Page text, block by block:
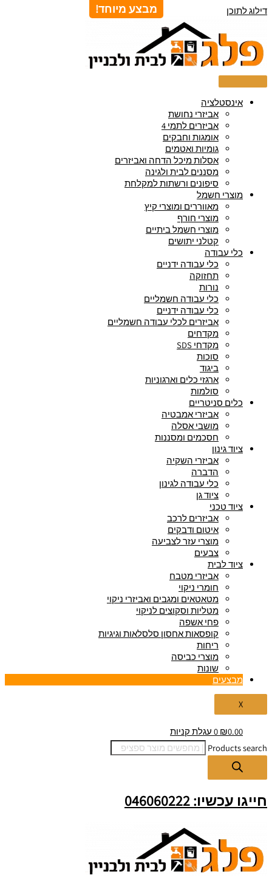
דילוג לתוכן
אינסטלציה
אביזרי נחושת
אביזרים לתמי 4
אומגות וחבקים
גומיות ואטמים
אסלות מיכל הדחה ואביזרים
מסננים לבית ולגינה
סיפונים ורשתות למקלחת
מוצרי חשמל
מאווררים ומוצרי קיץ
מוצרי חורף
מוצרי חשמל ביתיים
קטלני יתושים
כלי עבודה
כלי עבודה ידניים
תחזוקה
נורות
כלי עבודה חשמליים
כלי עבודה ידניים
אביזרים לכלי עבודה חשמליים
מקדחים
מקדחי SDS
סוכות
ביגוד
ארגזי כלים וארגוניות
סולמות
כלים סניטריים
אביזרי אמבטיה
מושבי אסלה
חסכמים ומסננות
ציוד גינון
אביזרי השקיה
הדברה
כלי עבודה לגינון
ציוד גן
ציוד טכני
אביזרים לרכב
איטום ודבקים
מוצרי עזר לצביעה
צבעים
ציוד לבית
אביזרי מטבח
חומרי ניקוי
מטאטאים ומגבים ואביזרי ניקוי
מטליות וסקוצים לניקוי
פחי אשפה
קופסאות אחסון סלסלאות וגיגיות
ריחות
מוצרי כביסה
שונות
מבצעים
X
₪0.00
0 עגלת קניות
Products search
חייגו עכשיו: 046060222
מבצע מיוחד!